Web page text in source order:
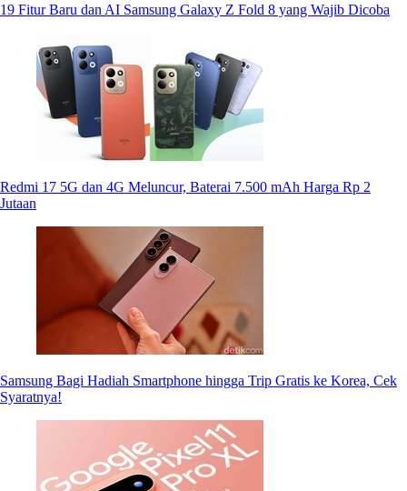
19 Fitur Baru dan AI Samsung Galaxy Z Fold 8 yang Wajib Dicoba
Redmi 17 5G dan 4G Meluncur, Baterai 7.500 mAh Harga Rp 2
Jutaan
Samsung Bagi Hadiah Smartphone hingga Trip Gratis ke Korea, Cek
Syaratnya!